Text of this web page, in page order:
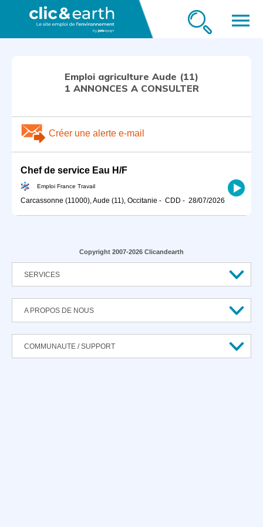
menu
Emploi agriculture Aude (11)
1 ANNONCES A CONSULTER
Créer une alerte e-mail
Chef de service Eau H/F
Emploi France Travail
Carcassonne (11000), Aude (11), Occitanie - CDD - 28/07/2026
Copyright 2007-2026 Clicandearth
SERVICES
A PROPOS DE NOUS
COMMUNAUTE / SUPPORT